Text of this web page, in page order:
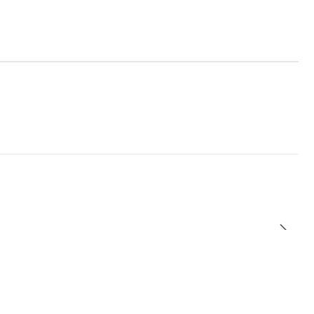
SL1800 ayuda a sostener la espalda y el cuello
a mantener una postura más estable frente al
al escritorio.